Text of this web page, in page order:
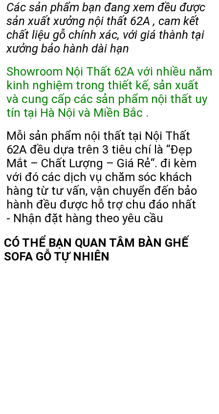
Các sản phẩm bạn đang xem đều được
sản xuất xưởng nội thất 62A , cam kết
chất liệu gỗ chính xác, với giá thành tại
xưởng bảo hành dài hạn
Showroom Nội Thất 62A với nhiều năm
kinh nghiệm trong thiết kế, sản xuất
và cung cấp các sản phẩm nội thất uy
tín tại Hà Nội và Miền Bắc .
Mỗi sản phẩm nội thất tại Nội Thất
62A đều dựa trên 3 tiêu chí là “Đẹp
Mắt – Chất Lượng – Giá Rẻ“. đi kèm
với đó các dịch vụ chăm sóc khách
hàng từ tư vấn, vận chuyển đến bảo
hành đều được hỗ trợ chu đáo nhất
- Nhận đặt hàng theo yêu cầu
CÓ THỂ BẠN QUAN TÂM BÀN GHẾ
SOFA GỖ TỰ NHIÊN